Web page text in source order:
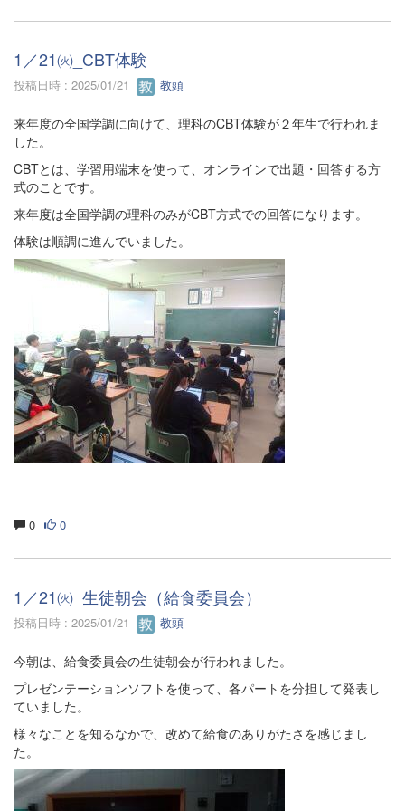
1／21㈫_CBT体験
投稿日時 : 2025/01/21 教頭
来年度の全国学調に向けて、理科のCBT体験が２年生で行われま
した。
CBTとは、学習用端末を使って、オンラインで出題・回答する方
式のことです。
来年度は全国学調の理科のみがCBT方式での回答になります。
体験は順調に進んでいました。
0 0
1／21㈫_生徒朝会（給食委員会）
投稿日時 : 2025/01/21 教頭
今朝は、給食委員会の生徒朝会が行われました。
プレゼンテーションソフトを使って、各パートを分担して発表し
ていました。
様々なことを知るなかで、改めて給食のありがたさを感じまし
た。